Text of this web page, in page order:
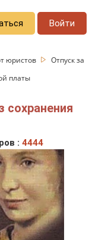
Войти
юристов
Отпуск за
платы
сохранения
:4444